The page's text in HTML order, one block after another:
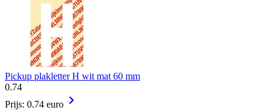
Pickup plakletter H wit mat 60 mm
0.74
Prijs: 0.74 euro